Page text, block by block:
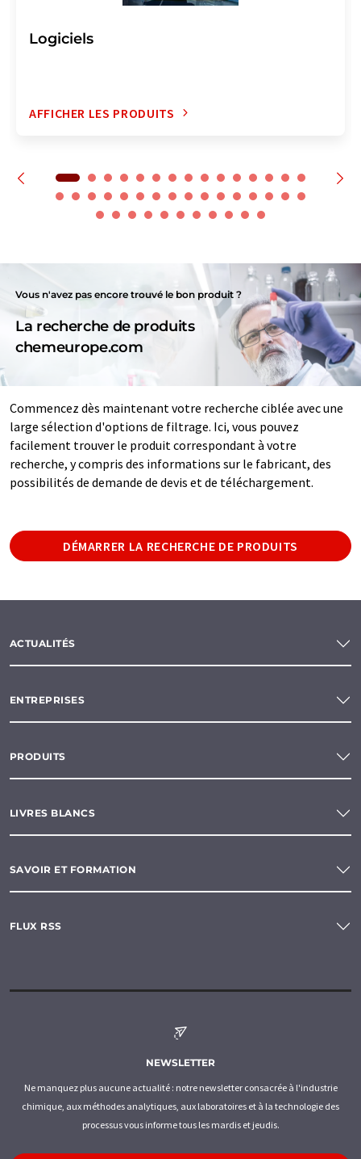
Logiciels
AFFICHER LES PRODUITS
Vous n'avez pas encore trouvé le bon produit ?
La recherche de produits
chemeurope.com
Commencez dès maintenant votre recherche ciblée avec une
large sélection d'options de filtrage. Ici, vous pouvez
facilement trouver le produit correspondant à votre
recherche, y compris des informations sur le fabricant, des
possibilités de demande de devis et de téléchargement.
DÉMARRER LA RECHERCHE DE PRODUITS
ACTUALITÉS
ENTREPRISES
PRODUITS
LIVRES BLANCS
SAVOIR ET FORMATION
FLUX RSS
NEWSLETTER
Ne manquez plus aucune actualité : notre newsletter consacrée à l'industrie
chimique, aux méthodes analytiques, aux laboratoires et à la technologie des
processus vous informe tous les mardis et jeudis.